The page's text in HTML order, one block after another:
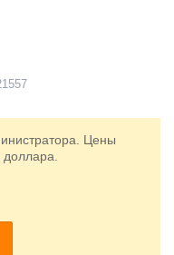
Цены
доллара.